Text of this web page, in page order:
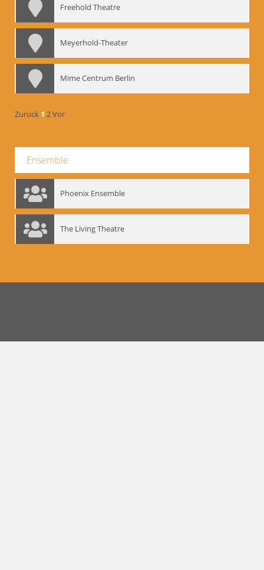
Freehold Theatre
Meyerhold-Theater
Mime Centrum Berlin
Zurück 12Vor
Ensemble
Phoenix Ensemble
The Living Theatre